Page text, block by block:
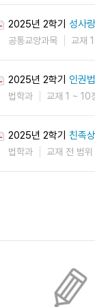
2025년 2학기 성사
공통교양과목 교재
2025년 2학기 인권법
법학과 교재 1 ~ 10
2025년 2학기 친족
법학과 교재 전 범위